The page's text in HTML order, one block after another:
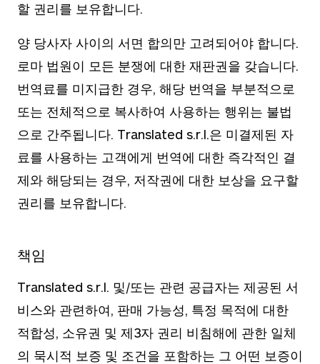
할 권리를 보유합니다.
양 당사자 사이의 서면 합의만 고려되어야 합니다.
로마 법원이 모든 분쟁에 대한 재판권을 갖습니다.
번역료를 미지급한 경우, 해당 번역을 부분적으로
또는 전체적으로 복사하여 사용하는 행위는 불법
으로 간주됩니다. Translated s.r.l.은 미결제된 자
료를 사용하는 고객에게 번역에 대한 즉각적인 결
제와 해당되는 경우, 저작권에 대한 보상을 요구할
권리를 보유합니다.
책임
Translated s.r.l. 및/또는 관련 공급자는 제공된 서
비스와 관련하여, 판매 가능성, 특정 목적에 대한
적합성, 소유권 및 제3자 권리 비침해에 관한 일체
의 묵시적 보증 및 조건을 포함하는 그 어떤 보증이